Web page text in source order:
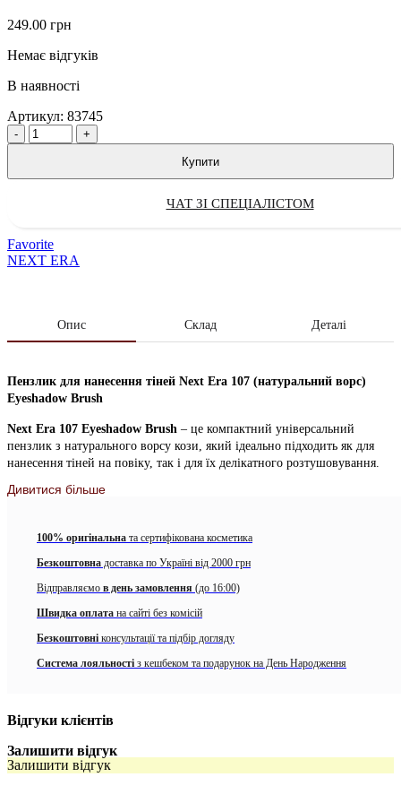
249.00 грн
Немає відгуків
В наявності
Артикул: 83745
Quantity
Купити
ЧАТ ЗІ СПЕЦІАЛІСТОМ
Favorite
NEXT ERA
Опис Склад Деталі
Пензлик для нанесення тіней Next Era 107 (натуральний ворс)
Eyeshadow Brush
Next Era 107 Eyeshadow Brush – це компактний універсальний
пензлик з натурального ворсу кози, який ідеально підходить як для
нанесення тіней на повіку, так і для їх делікатного розтушовування.
Завдяки щільнішій та більш зібраній формі, ніж у пензлика 106, він
Для чого підходить
нанесення тіней на рухому повіку
опрацювання зовнішнього кутика ока
Чому вам сподобається цей пензлик
Більш точне нанесення кольору
Дивитися більше
100% оригінальна та сертифікована косметика
Безкоштовна доставка по Україні від 2000 грн
Відправляємо в день замовлення (до 16:00)
Швидка оплата на сайті без комісій
Безкоштовні консультації та підбір догляду
Система лояльності з кешбеком та подарунок на День Народження
Відгуки клієнтів
Залишити відгук
Залишити відгук